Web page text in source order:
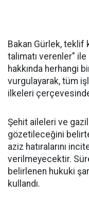
Bakan Gürlek, teklif
talimatı verenler"
hakkında herhangi
vurgulayarak, tüm
ilkeleri
Şehit aileleri ve
gözetileceğini
aziz hatıralarını
verilmeyecektir.
belirlenen hukuki
kullandı.